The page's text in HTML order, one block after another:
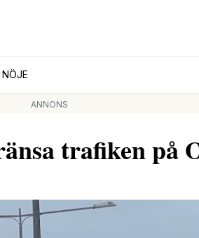
NÖJE
ANNONS
trafiken på